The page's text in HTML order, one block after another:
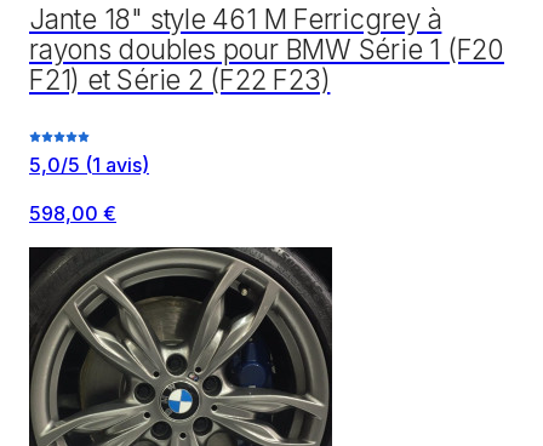
Jante 18" style 461 M Ferricgrey à
rayons doubles pour BMW Série 1 (F20
F21) et Série 2 (F22 F23)
5,0/5 (1 avis)
598,00 €